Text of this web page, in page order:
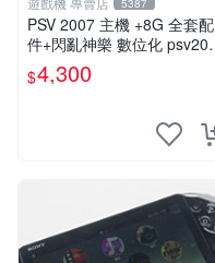
5387
PSV 2007 主機 +8G 全套配
件+閃亂神樂 數位化 psv2007
主機
$4,300